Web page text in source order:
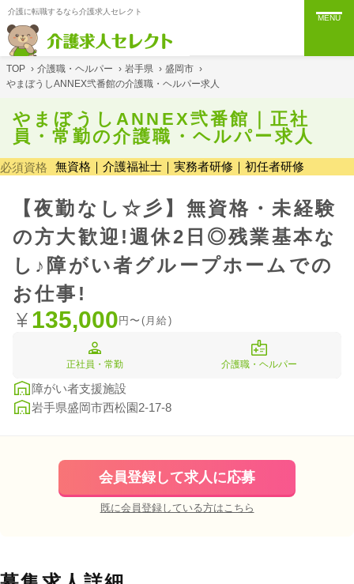
介護に転職するなら介護求人セレクト
MENU
TOP › 介護職・ヘルパー › 岩手県 › 盛岡市 ›
やまぼうしANNEX弐番館の介護職・ヘルパー求人
やまぼうしANNEX弐番館｜正社
員・常勤の介護職・ヘルパー求人
必須資格 無資格｜介護福祉士｜実務者研修｜初任者研修
【夜勤なし☆彡】無資格・未経験
の方大歓迎!週休2日◎残業基本な
し♪障がい者グループホームでの
お仕事!
135,000円〜(月給)
正社員・常勤 介護職・ヘルパー
障がい者支援施設
岩手県盛岡市西松園2-17-8
会員登録して求人に応募
既に会員登録している方はこちら